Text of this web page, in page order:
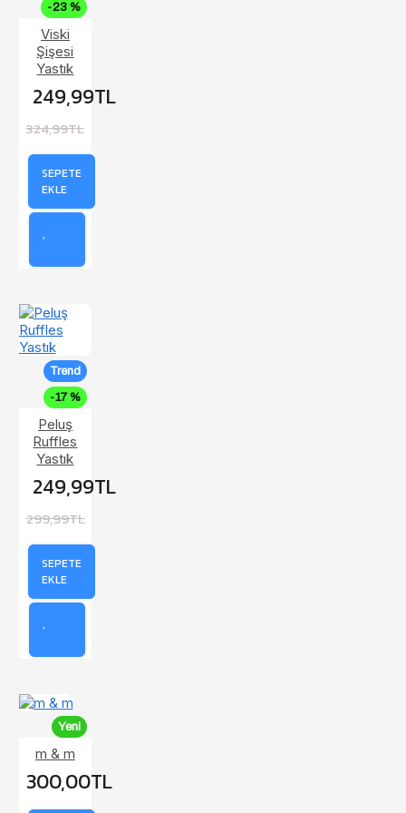
-23 %
Viski
Şişesi
Yastık
249,99TL
324,99TL
SEPETE
EKLE
Trend
-17 %
Peluş
Ruffles
Yastık
249,99TL
299,99TL
SEPETE
EKLE
Yeni
m & m
300,00TL